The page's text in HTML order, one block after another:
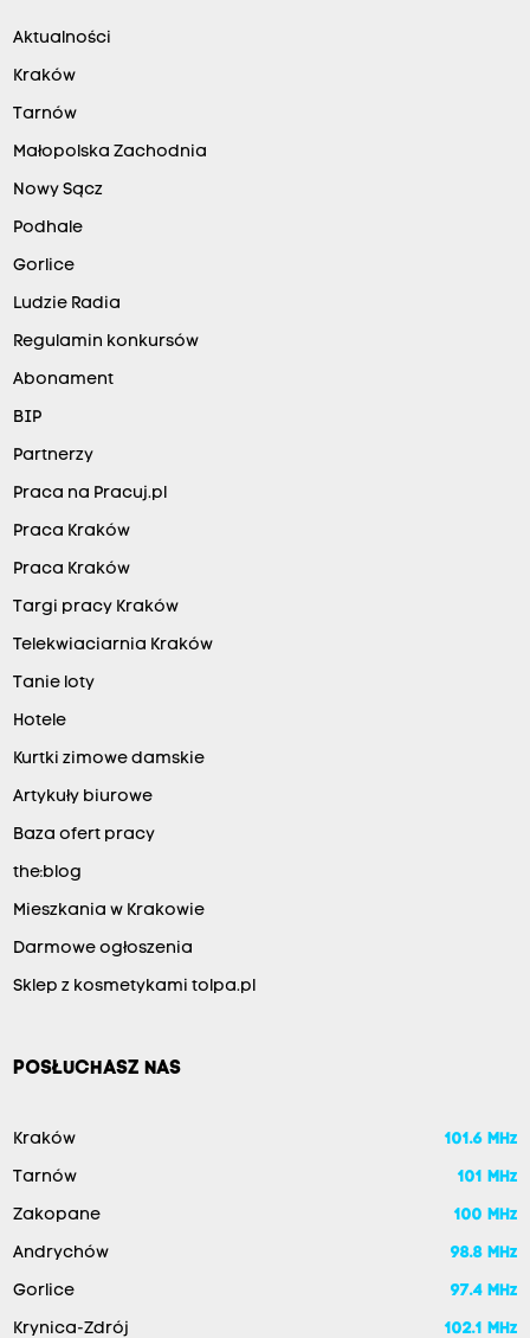
Aktualności
Kraków
Tarnów
Małopolska Zachodnia
Nowy Sącz
Podhale
Gorlice
Ludzie Radia
Regulamin konkursów
Abonament
BIP
Partnerzy
Praca na Pracuj.pl
Praca Kraków
Praca Kraków
Targi pracy Kraków
Telekwiaciarnia Kraków
Tanie loty
Hotele
Kurtki zimowe damskie
Artykuły biurowe
Baza ofert pracy
the:blog
Mieszkania w Krakowie
Darmowe ogłoszenia
Sklep z kosmetykami tolpa.pl
POSŁUCHASZ NAS
Kraków 101.6 MHz
Tarnów 101 MHz
Zakopane 100 MHz
Andrychów 98.8 MHz
Gorlice 97.4 MHz
Krynica-Zdrój 102.1 MHz